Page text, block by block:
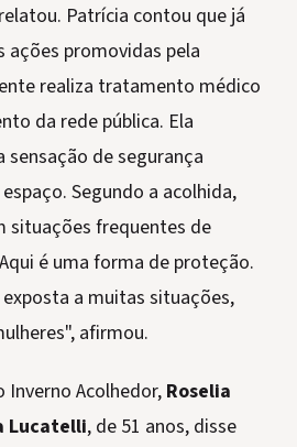
Patrícia contou que já
promovidas pela
realiza tratamento médico
da rede pública. Ela
de segurança
Segundo a acolhida,
situações frequentes de
é uma forma de proteção.
a muitas situações,
afirmou.
Inverno Acolhedor, Roselia
Lucatelli, de 51 anos, disse